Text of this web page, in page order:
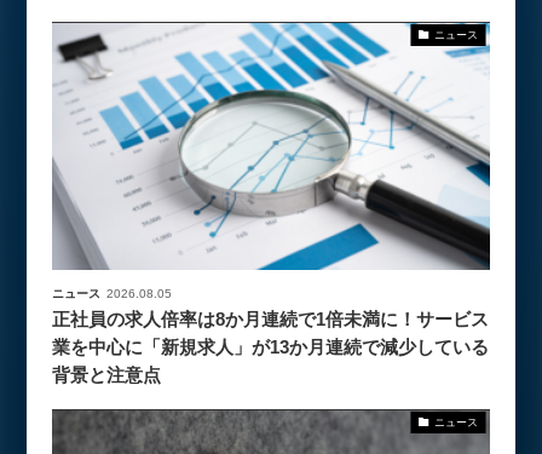
ニュース
ニュース 2026.08.05
正社員の求人倍率は8か月連続で1倍未満に！サービス
業を中心に「新規求人」が13か月連続で減少している
背景と注意点
ニュース